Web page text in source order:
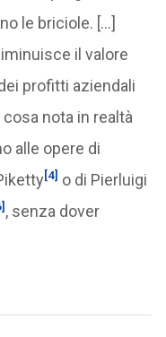
le briciole. […]
il valore
profitti aziendali
cosa nota in realtà
alle opere di
[4] o di Pierluigi
, senza dover